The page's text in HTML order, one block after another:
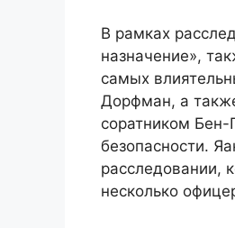
В рамках
назначение»,
самых
Дорфман, а
соратником
безопасности.
расследовании,
несколько